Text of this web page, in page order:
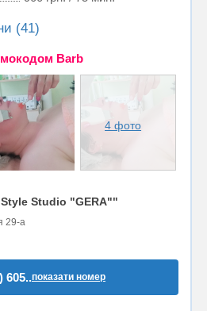
(41)
Barb
4 фото
Studio "GERA""
29-а
605..показати номер